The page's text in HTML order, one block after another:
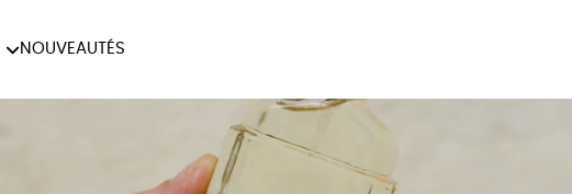
MAISON
LIVRES
NOUVEAUTÉS